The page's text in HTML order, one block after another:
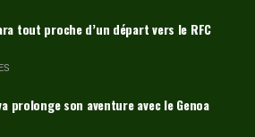
tout proche d’un départ vers le RFC
prolonge son aventure avec le Genoa